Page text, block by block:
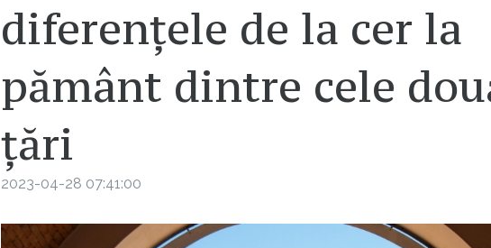
diferențele de la cer la
pământ dintre cele
țări
2023-04-28 07:41:00